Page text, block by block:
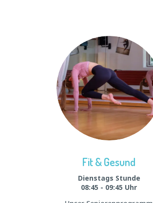
Fit & Gesund
Dienstags Stunde
08:45 - 09:45 Uhr